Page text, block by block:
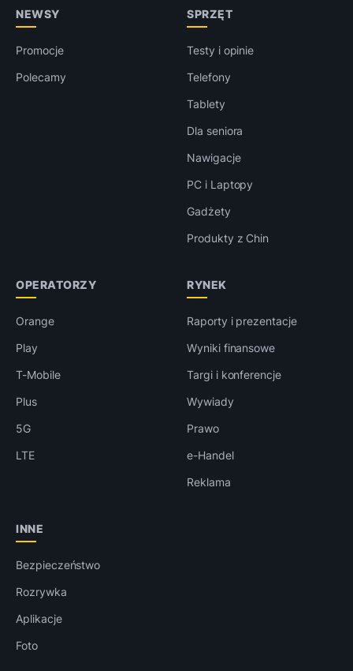
NEWSY
Promocje
Polecamy
SPRZĘT
Testy i opinie
Telefony
Tablety
Dla seniora
Nawigacje
PC i Laptopy
Gadżety
Produkty z Chin
OPERATORZY
Orange
Play
T-Mobile
Plus
5G
LTE
RYNEK
Raporty i prezentacje
Wyniki finansowe
Targi i konferencje
Wywiady
Prawo
e-Handel
Reklama
INNE
Bezpieczeństwo
Rozrywka
Aplikacje
Foto